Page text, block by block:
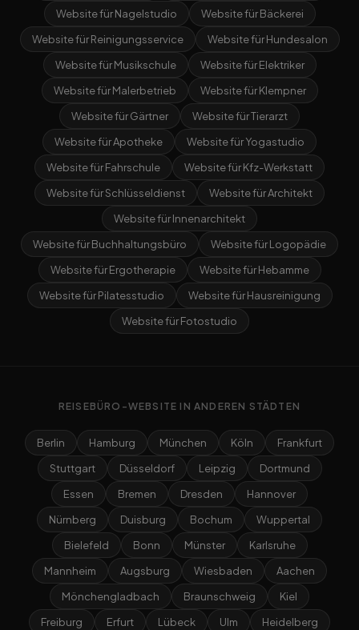
Website für Nagelstudio
Website für Bäckerei
Website für Reinigungsservice
Website für Hundesalon
Website für Musikschule
Website für Elektriker
Website für Malerbetrieb
Website für Klempner
Website für Gärtner
Website für Tierarzt
Website für Apotheke
Website für Yogastudio
Website für Fahrschule
Website für Kfz-Werkstatt
Website für Schlüsseldienst
Website für Architekt
Website für Innenarchitekt
Website für Buchhaltungsbüro
Website für Logopädie
Website für Ergotherapie
Website für Hebamme
Website für Pilatesstudio
Website für Hausreinigung
Website für Fotostudio
REISEBÜRO-WEBSITE IN ANDEREN STÄDTEN
Berlin Hamburg München Köln
Frankfurt
Stuttgart
Düsseldorf Leipzig
Dortmund
Essen
Bremen Dresden
Hannover
Nürnberg
Duisburg Bochum
Wuppertal
Bielefeld
Bonn Münster
Karlsruhe
Mannheim
Augsburg Wiesbaden
Aachen
Mönchengladbach
Braunschweig
Kiel
Freiburg
Erfurt Lübeck Ulm Heidelberg